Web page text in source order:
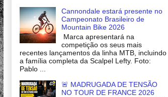
Cannondale estará presente no
Campeonato Brasileiro de
Mountain Bike 2026
Marca apresentará na
competição os seus mais
recentes lançamentos da linha MTB, incluindo
a família completa da Scalpel Lefty. Foto:
Pablo ...
🚨 MADRUGADA DE TENSÃO
NO TOUR DE FRANCE 2026